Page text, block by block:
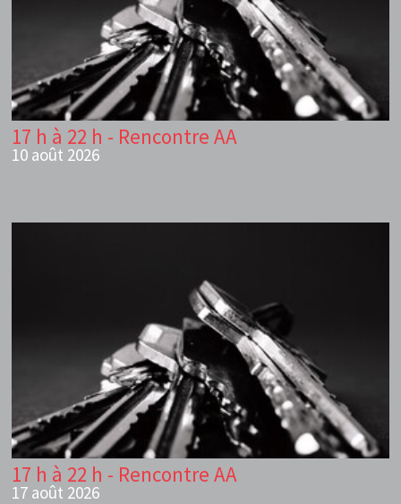
17 h à 22 h - Rencontre AA
10 août 2026
17 h à 22 h - Rencontre AA
17 août 2026